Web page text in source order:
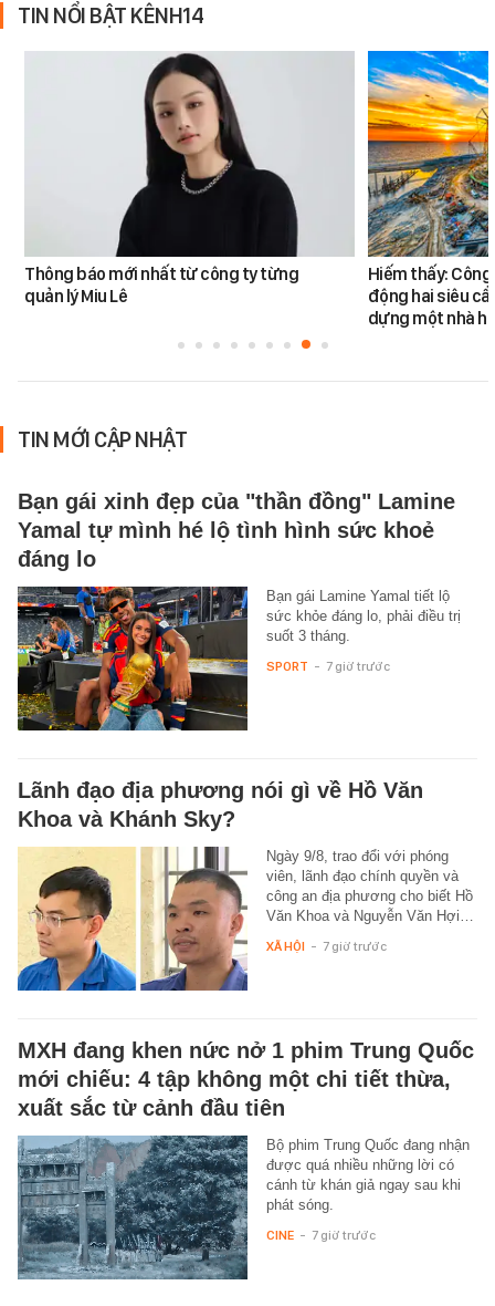
TIN NỔI BẬT KÊNH14
Thông báo mới nhất từ công ty từng
quản lý Miu Lê
Hiếm thấy:
động hai siêu
dựng một nhà
TIN MỚI CẬP NHẬT
Bạn gái xinh đẹp của "thần đồng" Lamine
Yamal tự mình hé lộ tình hình sức khoẻ
đáng lo
Bạn gái Lamine Yamal tiết lộ
sức khỏe đáng lo, phải điều trị
suốt 3 tháng.
SPORT - 7 giờ trước
Lãnh đạo địa phương nói gì về Hồ Văn
Khoa và Khánh Sky?
Ngày 9/8, trao đổi với phóng
viên, lãnh đạo chính quyền và
công an địa phương cho biết Hồ
Văn Khoa và Nguyễn Văn Hợi…
XÃ HỘI - 7 giờ trước
MXH đang khen nức nở 1 phim Trung Quốc
mới chiếu: 4 tập không một chi tiết thừa,
xuất sắc từ cảnh đầu tiên
Bộ phim Trung Quốc đang nhận
được quá nhiều những lời có
cánh từ khán giả ngay sau khi
phát sóng.
CINE - 7 giờ trước